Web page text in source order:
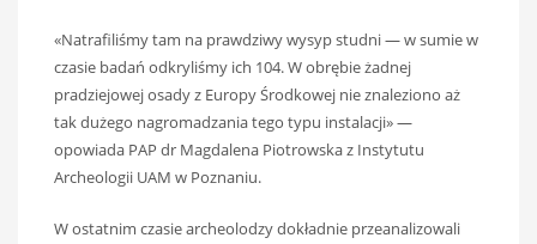
«Natrafiliśmy tam na prawdziwy wysyp studni — w sumie w
czasie badań odkryliśmy ich 104. W obrębie żadnej
pradziejowej osady z Europy Środkowej nie znaleziono aż
tak dużego nagromadzania tego typu instalacji» —
opowiada PAP dr Magdalena Piotrowska z Instytutu
Archeologii UAM w Poznaniu.
W ostatnim czasie archeolodzy dokładnie przeanalizowali